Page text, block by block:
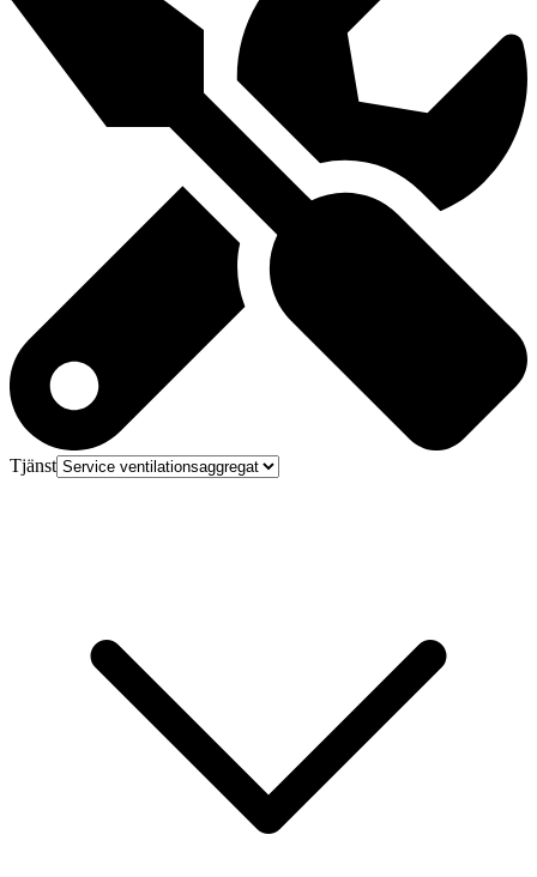
Tjänst